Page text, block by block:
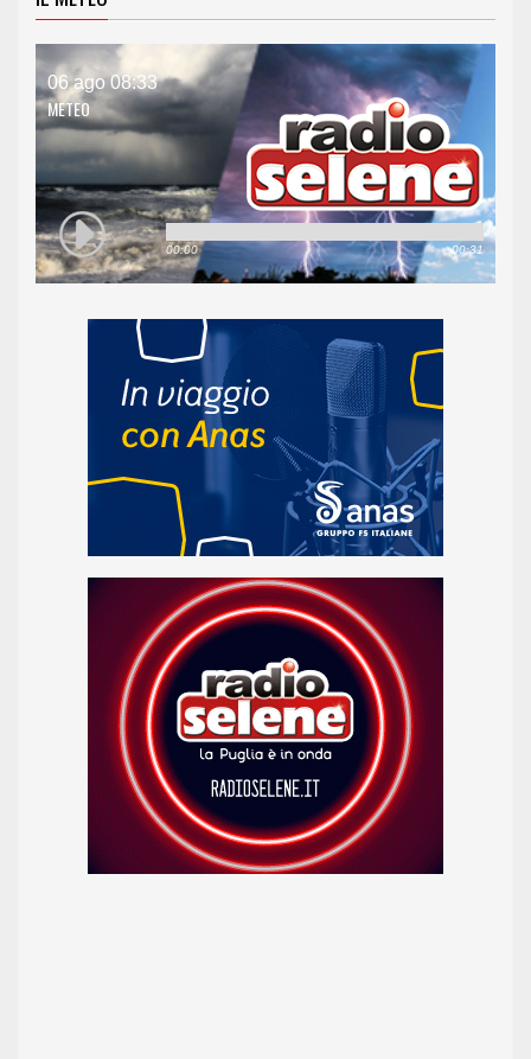
06 ago 08:33
METEO
00:00 00:31